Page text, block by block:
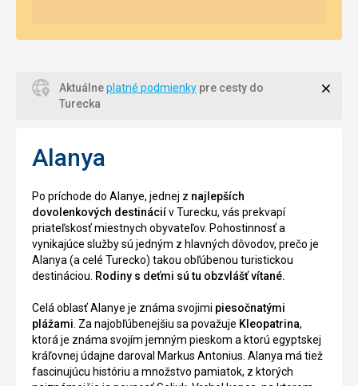
Aktuálneplatné podmienky pre cesty do
Turecka
Alanya
Po príchode do Alanye, jednej z najlepších
dovolenkových destináciív Turecku, vás prekvapí
priateľskosť miestnych obyvateľov. Pohostinnosť a
vynikajúce služby sú jedným z hlavných dôvodov, prečo je
Alanya (a celé Turecko) takou obľúbenou turistickou
destináciou. Rodiny s deťmi sú tu obzvlášť vítané.
Celá oblasť Alanye je známa svojimi piesočnatými
plážami . Za najobľúbenejšiu sa považuje Kleopatrina,
ktorá je známa svojím jemným pieskom a ktorú egyptskej
kráľovnej údajne daroval Markus Antonius. Alanya má tiež
fascinujúcu históriu a množstvo pamiatok, z ktorých